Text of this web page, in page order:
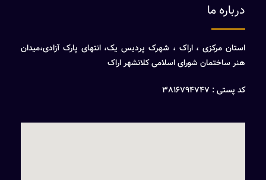
درباره ما
استان مرکزی ، اراک ، شهرک پردیس یک، انتهای پارک آزادی،میدان
هنر ساختمان شورای اسلامی کلانشهر اراک
کد پستی : 3816794747